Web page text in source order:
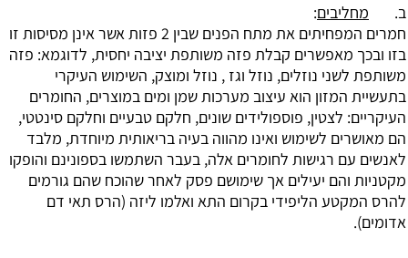
ב. מחליבים:
חמרים המפחיתים את מתח הפנים שבין 2 פזות אשר אינן מסיסות זו
בזו ובכך מאפשרים קבלת פזה משותפת יציבה יחסית, לדוגמא: פזה
משותפת לשני נוזלים, נוזל וגז , נוזל ומוצק, השימוש העיקרי
בתעשיית המזון הוא עיצוב מערכות שמן ומים במוצרים, החומרים
העיקריים: לצטין, פוספולידים שונים, חלקם טבעיים וחלקם סינטטי,
הם מאושרים לשימוש ואינו מהווה בעיה בריאותית מיוחדת, מלבד
לאנשים עם רגישות לחומרים אלה, בעבר השתמשו בספונינם והופקו
מקטניות והם יעילים אך שימושם פסק לאחר שהוכח שהם גורמים
להרס המקטע הליפידי בקרום התא ואלמו ליזה (הרס תאי דם
אדומים).